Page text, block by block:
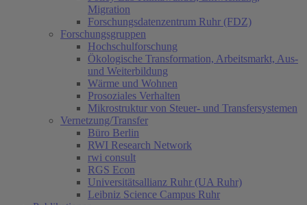
Migration
Forschungsdatenzentrum Ruhr (FDZ)
Forschungsgruppen
Hochschulforschung
Ökologische Transformation, Arbeitsmarkt, Aus-
und Weiterbildung
Wärme und Wohnen
Prosoziales Verhalten
Mikrostruktur von Steuer- und Transfersystemen
Vernetzung/Transfer
Büro Berlin
RWI Research Network
rwi consult
RGS Econ
Universitätsallianz Ruhr (UA Ruhr)
Leibniz Science Campus Ruhr